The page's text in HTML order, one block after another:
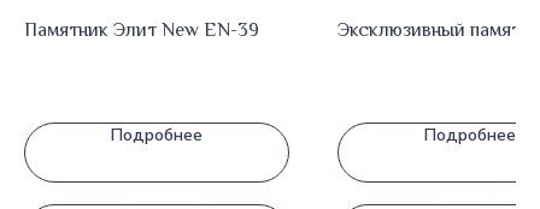
Памятник Элит New EN-39
Подробнее
Эксклюзивный
Подробнее